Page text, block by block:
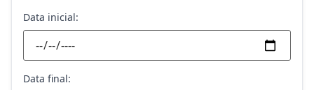
Data inicial:
Data final: